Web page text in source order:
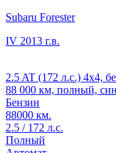
Subaru Forester
IV 2013 г.в.
2.5 AT (172 л.с.) 4x4,
88 000 км, полный,
Бензин
88000 км.
2.5 / 172 л.с.
Полный